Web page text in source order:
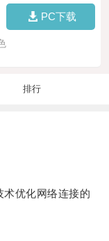
PC下载
排行
优化网络连接的